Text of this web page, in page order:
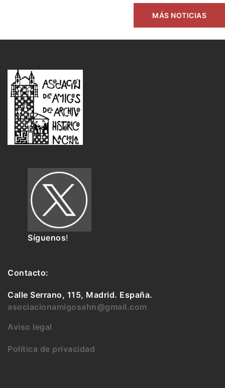
MÁS NOTICIAS
Síguenos!
Contacto:
Calle Serrano, 115, Madrid. España.
asociacionamigosahn@gmail.com
Aviso legal
Política de privacidad